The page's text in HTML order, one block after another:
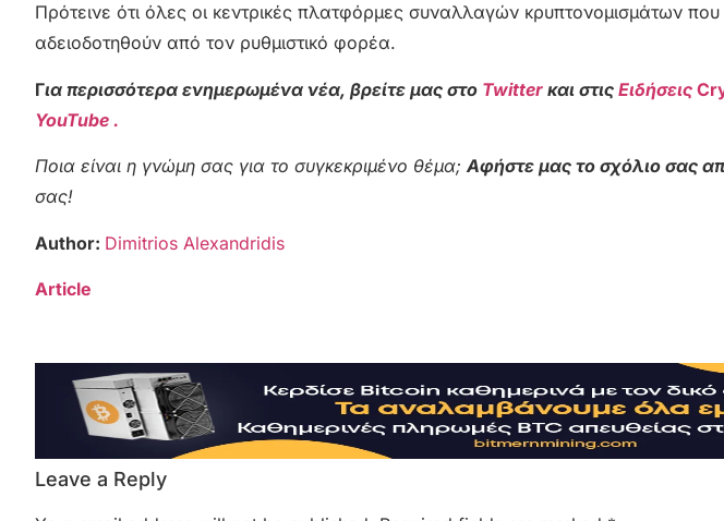
Πρότεινε ότι όλες οι κεντρικές πλατφόρμες συναλλαγών κρυπτονομισμάτων
αδειοδοτηθούν από τον ρυθμιστικό φορέα.
Για περισσότερα ενημερωμένα νέα, βρείτε μας στο Twitter και στις Ειδήσεις
YouTube .
Ποια είναι η γνώμη σας για το συγκεκριμένο θέμα;Αφήστε μας το σχόλιο σας
σας!
Author: Dimitrios Alexandridis
Article
Leave a Reply